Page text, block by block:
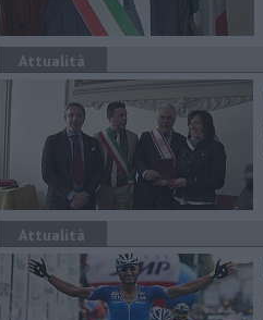
Attualità
Attualità